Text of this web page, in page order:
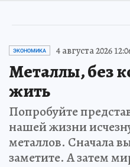
ЭКОНОМИКА 4 августа 2026
Металлы, без
жить
Попробуйте
нашей жизни
металлов. Сначала
заметите. А затем